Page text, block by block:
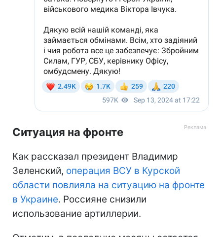
Ситуация на фронте
Как рассказал президент Владимир
Зеленский, операция ВСУ в Курской
области повлияла на ситуацию на фронте
в Украине. Россияне снизили
использование артиллерии.